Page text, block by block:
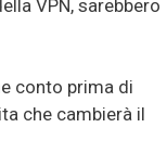
VPN, sarebbero
conto prima di
che cambierà il